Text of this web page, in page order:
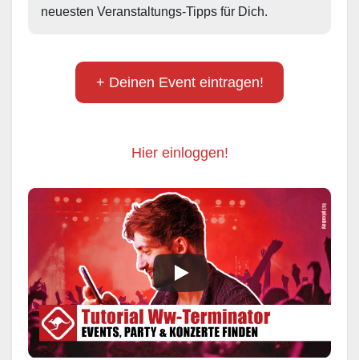
neuesten Veranstaltungs-Tipps für Dich.
+ Deinen Event eintragen!
Hier einloggen!